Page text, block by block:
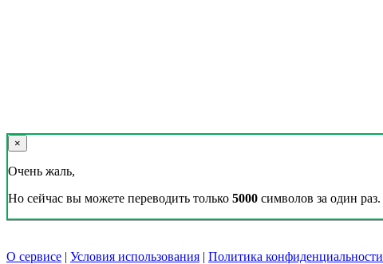
×
Очень жаль,
Но сейчас вы можете переводить только 5000 символов за один раз.
О сервисе | Условия использования | Политика конфиденциальности